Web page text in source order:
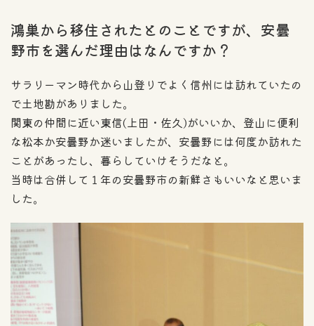
鴻巣から移住されたとのことですが、安曇
野市を選んだ理由はなんですか？
サラリーマン時代から山登りでよく信州には訪れていたの
で土地勘がありました。
関東の仲間に近い東信(上田・佐久)がいいか、登山に便利
な松本か安曇野か迷いましたが、安曇野には何度か訪れた
ことがあったし、暮らしていけそうだなと。
当時は合併して１年の安曇野市の新鮮さもいいなと思いま
した。